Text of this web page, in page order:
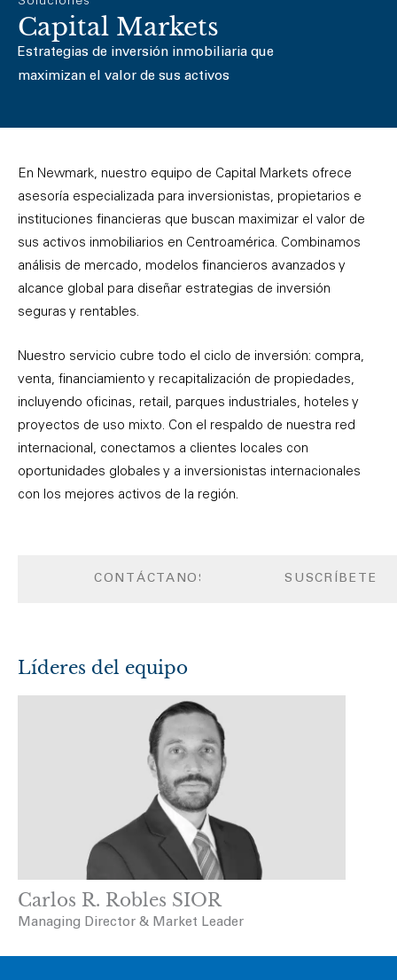
Capital Markets
Estrategias de inversión inmobiliaria que
maximizan el valor de sus activos
En Newmark, nuestro equipo de Capital Markets ofrece
asesoría especializada para inversionistas, propietarios e
instituciones financieras que buscan maximizar el valor de
sus activos inmobiliarios en Centroamérica. Combinamos
análisis de mercado, modelos financieros avanzados y
alcance global para diseñar estrategias de inversión
seguras y rentables.
Nuestro servicio cubre todo el ciclo de inversión: compra,
venta, financiamiento y recapitalización de propiedades,
incluyendo oficinas, retail, parques industriales, hoteles y
proyectos de uso mixto. Con el respaldo de nuestra red
internacional, conectamos a clientes locales con
oportunidades globales y a inversionistas internacionales
con los mejores activos de la región.
CONTÁCTANOS SUSCRÍBETE
Líderes del equipo
Carlos R. Robles SIOR
Managing Director & Market Leader